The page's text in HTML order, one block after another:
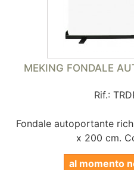
MEKING FONDALE
Rif.:
Fondale autoportante
x 200 cm.
al momento